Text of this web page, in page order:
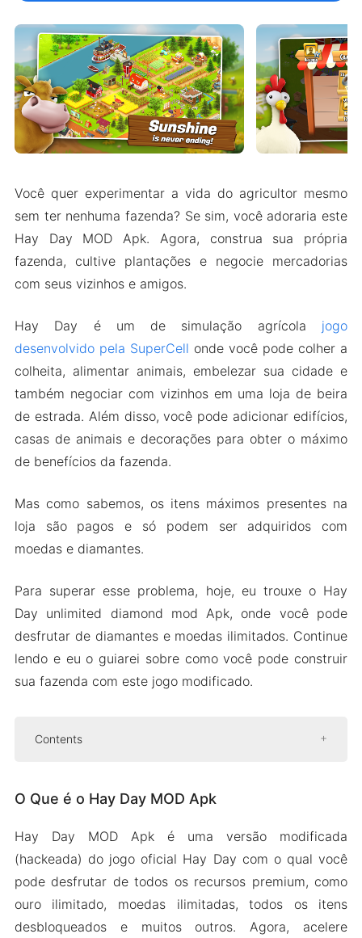
Você quer experimentar a vida do agricultor mesmo
sem ter nenhuma fazenda? Se sim, você adoraria este
Hay Day MOD Apk. Agora, construa sua própria
fazenda, cultive plantações e negocie mercadorias
com seus vizinhos e amigos.
Hay Day é um de simulação agrícola jogo
desenvolvido pela SuperCell onde você pode colher a
colheita, alimentar animais, embelezar sua cidade e
também negociar com vizinhos em uma loja de beira
de estrada. Além disso, você pode adicionar edifícios,
casas de animais e decorações para obter o máximo
de benefícios da fazenda.
Mas como sabemos, os itens máximos presentes na
loja são pagos e só podem ser adquiridos com
moedas e diamantes.
Para superar esse problema, hoje, eu trouxe o Hay
Day unlimited diamond mod Apk, onde você pode
desfrutar de diamantes e moedas ilimitados. Continue
lendo e eu o guiarei sobre como você pode construir
sua fazenda com este jogo modificado.
Contents
Recursos do Hay Day MOD Apk
Sementes Ilimitadas
Todos Os Itens Desbloqueados
Recursos Ilimitados
Interface Fácil De Jogar
O Que é o Hay Day MOD Apk
Hay Day MOD Apk é uma versão modificada
(hackeada) do jogo oficial Hay Day com o qual você
pode desfrutar de todos os recursos premium, como
ouro ilimitado, moedas ilimitadas, todos os itens
desbloqueados e muitos outros. Agora, acelere